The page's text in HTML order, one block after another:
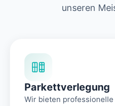
unseren
Parkettverlegung
Wir bieten professionelle